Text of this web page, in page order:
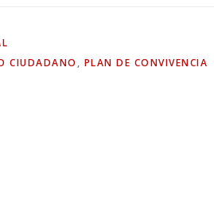
CIUDADANO , PLAN DE CONVIVENCIA